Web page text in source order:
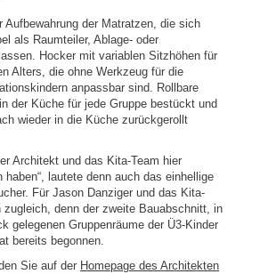
Aufbewahrung der Matratzen, die sich
als Raumteiler, Ablage- oder
Hocker mit variablen Sitzhöhen für
Alters, die ohne Werkzeug für die
anpassbar sind. Rollbare
der Küche für jede Gruppe bestückt und
wieder in die Küche zurückgerollt
Architekt und das Kita-Team hier
lautete denn auch das einhellige
Für Jason Danziger und das Kita-
zugleich, denn der zweite Bauabschnitt, in
gelegenen Gruppenräume der Ü3-Kinder
bereits begonnen.
Sie auf der Homepage des Architekten